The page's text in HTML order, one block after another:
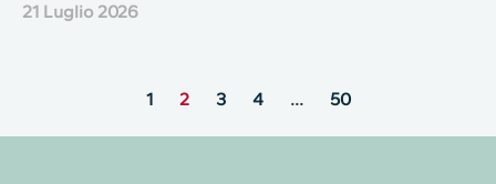
21 Luglio 2026
1 2 3 4 … 50